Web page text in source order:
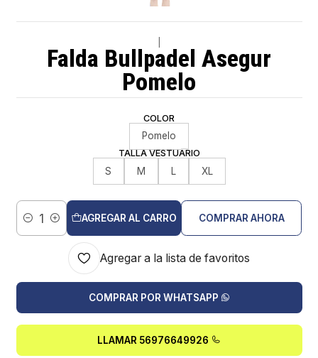
Falda Bullpadel Asegur
Pomelo
COLOR
Pomelo
TALLA VESTUARIO
S M L XL
Cantidad
AGREGAR AL CARRO COMPRAR AHORA
Agregar a la lista de favoritos
COMPRAR POR WHATSAPP
LLAMAR 56976649926